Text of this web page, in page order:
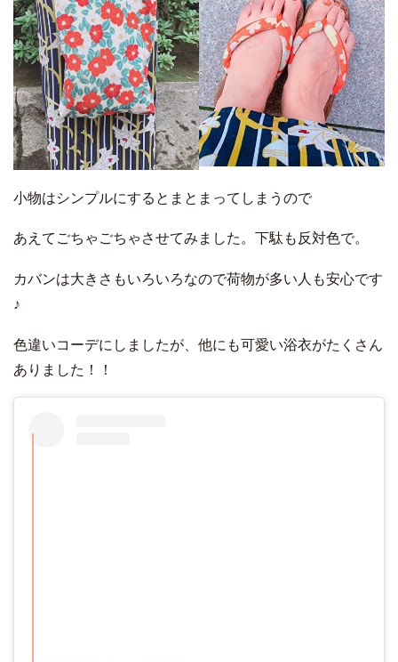
小物はシンプルにするとまとまってしまうので
あえてごちゃごちゃさせてみました。下駄も反対色で。
カバンは大きさもいろいろなので荷物が多い人も安心です
♪
色違いコーデにしましたが、他にも可愛い浴衣がたくさん
ありました！！